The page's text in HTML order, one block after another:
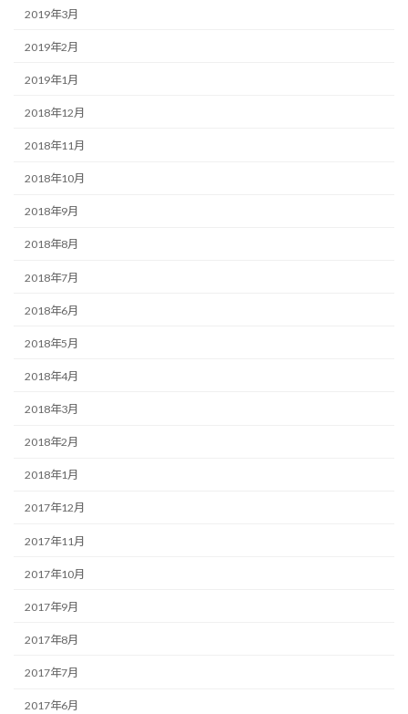
2019年3月
2019年2月
2019年1月
2018年12月
2018年11月
2018年10月
2018年9月
2018年8月
2018年7月
2018年6月
2018年5月
2018年4月
2018年3月
2018年2月
2018年1月
2017年12月
2017年11月
2017年10月
2017年9月
2017年8月
2017年7月
2017年6月